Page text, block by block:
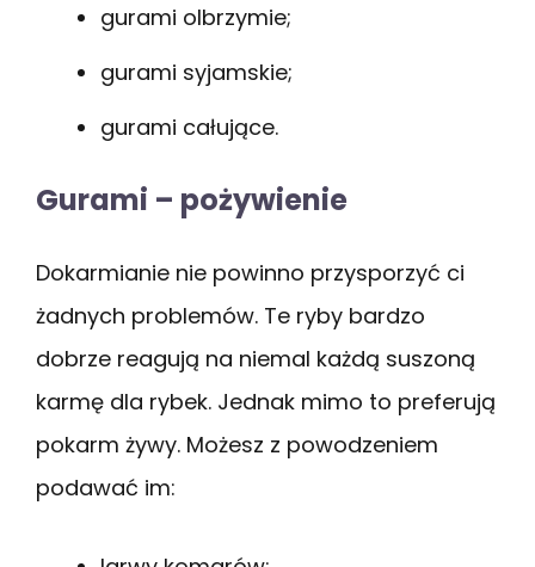
gurami olbrzymie;
gurami syjamskie;
gurami całujące.
Gurami – pożywienie
Dokarmianie nie powinno przysporzyć ci
żadnych problemów. Te ryby bardzo
dobrze reagują na niemal każdą suszoną
karmę dla rybek. Jednak mimo to preferują
pokarm żywy. Możesz z powodzeniem
podawać im: